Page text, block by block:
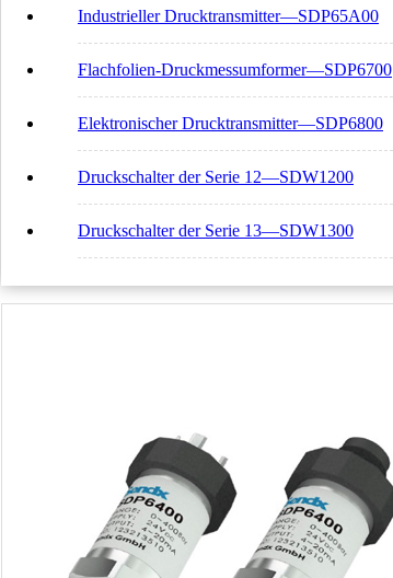
Industrieller Drucktransmitter—SDP65A00
Flachfolien-Druckmessumformer—SDP6700
Elektronischer Drucktransmitter—SDP6800
Druckschalter der Serie 12—SDW1200
Druckschalter der Serie 13—SDW1300